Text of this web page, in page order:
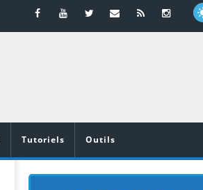
Tutoriels Outils